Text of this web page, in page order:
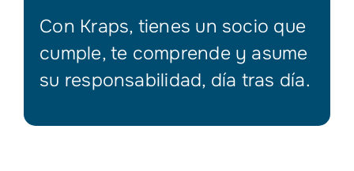
Con Kraps, tienes un socio que
cumple, te comprende y asume
su responsabilidad, día tras día.